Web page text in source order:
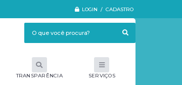
LOGIN / CADASTRO
TRANSPARÊNCIA SERVIÇOS